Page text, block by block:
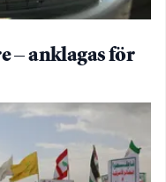
– anklagas för